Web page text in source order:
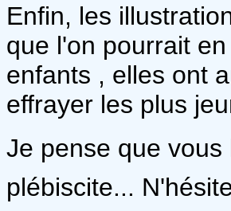
Enfin, les
que l'on pourrait
enfants , elles ont
effrayer les plus
Je pense que vous
plébiscite...